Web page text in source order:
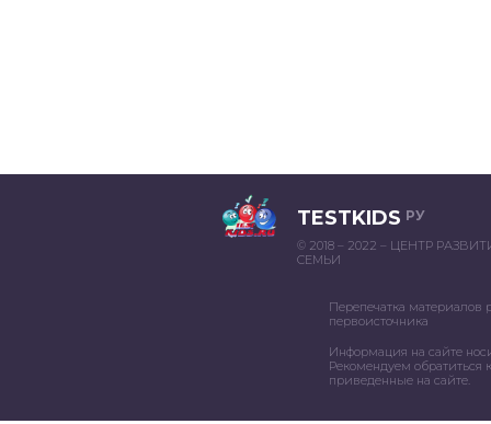
TESTKIDS РУ
© 2018 – 2022 – ЦЕНТР
СЕМЬИ
Перепечатка материалов
первоисточника
Информация на сайте
Рекомендуем обратиться
приведенные на сайте.